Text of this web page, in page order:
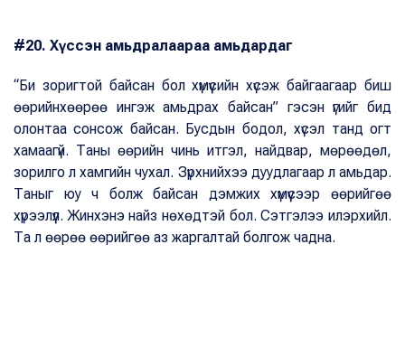
#20. Хүссэн амьдралаараа амьдардаг
“Би зоригтой байсан бол хүмүүсийн хүсэж байгаагаар биш
өөрийнхөөрөө ингэж амьдрах байсан” гэсэн үгийг бид
олонтаа сонсож байсан. Бусдын бодол, хүсэл танд огт
хамаагүй. Таны өөрийн чинь итгэл, найдвар, мөрөөдөл,
зорилго л хамгийн чухал. Зүрхнийхээ дуудлагаар л амьдар.
Таныг юу ч болж байсан дэмжих хүмүүсээр өөрийгөө
хүрээлүүл. Жинхэнэ найз нөхөдтэй бол. Сэтгэлээ илэрхийл.
Та л өөрөө өөрийгөө аз жаргалтай болгож чадна.